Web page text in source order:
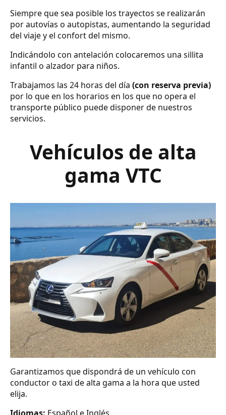
Siempre que sea posible los trayectos se realizarán
por autovías o autopistas, aumentando la seguridad
del viaje y el confort del mismo.
Indicándolo con antelación colocaremos una sillita
infantil o alzador para niños.
Trabajamos las 24 horas del día (con reserva previa)
por lo que en los horarios en los que no opera el
transporte público puede disponer de nuestros
servicios.
Vehículos de alta
gama VTC
Garantizamos que dispondrá de un vehículo con
conductor o taxi de alta gama a la hora que usted
elija.